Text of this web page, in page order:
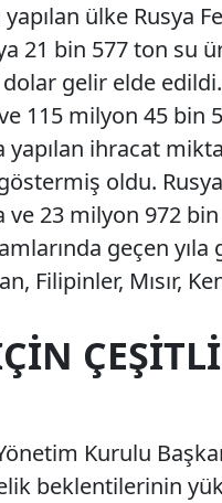
ülke Rusya
21 bin 577 ton su
gelir elde edildi.
115 milyon 45 bin
yapılan ihracat
oldu.
23 milyon 972
geçen yıla
Filipinler, Mısır,
Kurulu
beklentilerinin